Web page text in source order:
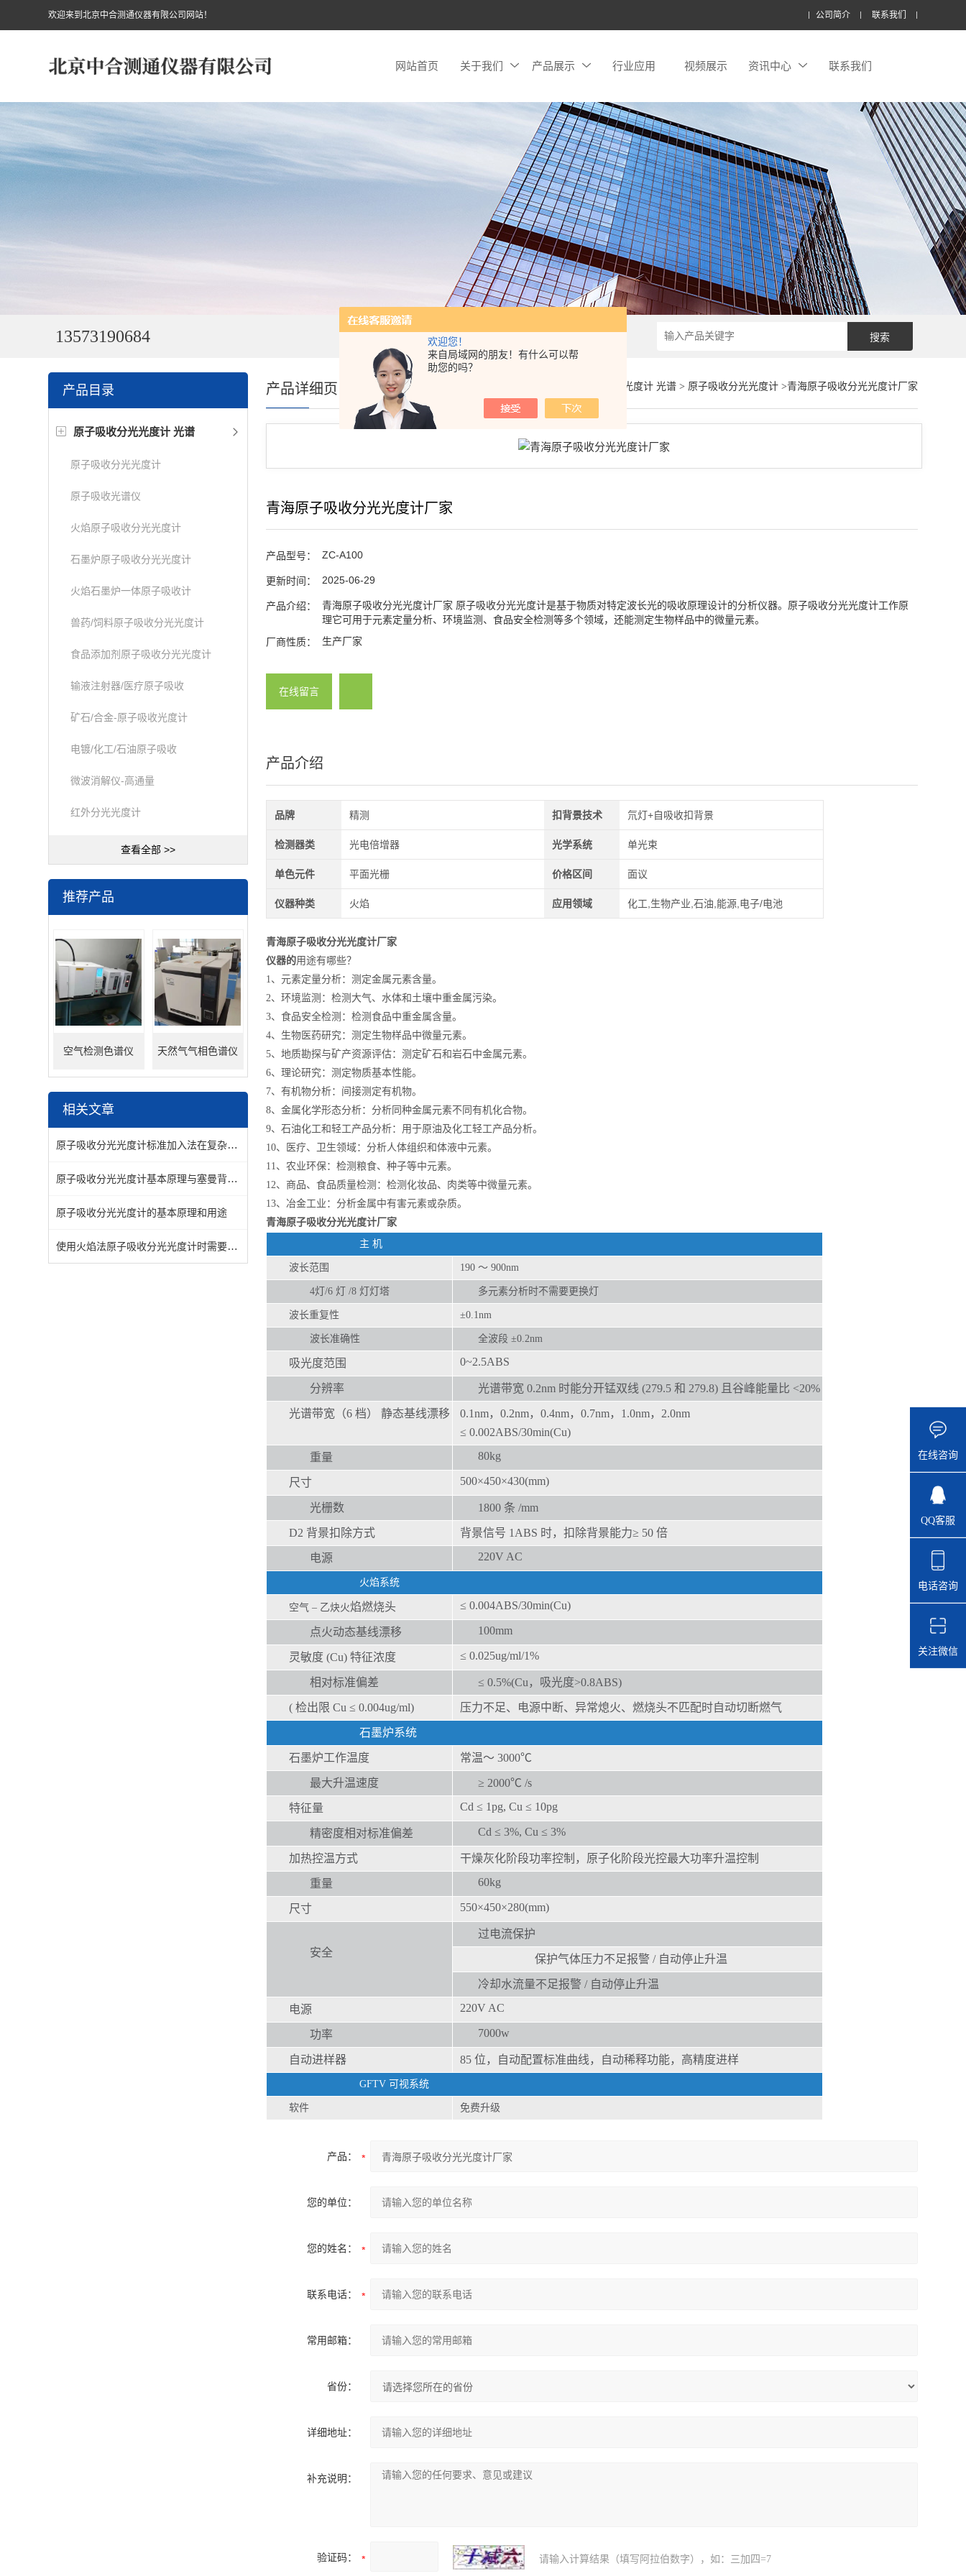
欢迎您！
来自局域网的朋友！有什么可以帮
助您的吗？
欢迎来到北京中合测通仪器有限公司网站！ 公司简介 联系我们
网站首页 关于我们 产品展示 行业应用 视频展示 资讯中心 联系我们
13573190684
产品目录
原子吸收分光光度计 光谱
原子吸收分光光度计
原子吸收光谱仪
火焰原子吸收分光光度计
石墨炉原子吸收分光光度计
火焰石墨炉一体原子吸收计
兽药/饲料原子吸收分光光度计
食品添加剂原子吸收分光光度计
输液注射器/医疗原子吸收
矿石/合金-原子吸收光度计
电镀/化工/石油原子吸收
微波消解仪-高通量
红外分光光度计
查看全部 >>
推荐产品
空气检测色谱仪 天然气气相色谱仪
相关文章
原子吸收分光光度计标准加入法在复杂样品分析中的正确应用
原子吸收分光光度计基本原理与塞曼背景校正技术解析
原子吸收分光光度计的基本原理和用途
使用火焰法原子吸收分光光度计时需要注意的细节有哪些？
原子吸收分光光度计 光谱> 原子吸收分光光度计>青海原子吸收分光光度计厂家
产品详细页
青海原子吸收分光光度计厂家
产品型号： ZC-A100
更新时间： 2025-06-29
产品介绍：
青海原子吸收分光光度计厂家 原子吸收分光光度计是基于物质对特定波长光的吸收原理设计的分析仪器。原子吸收分光光度计工作原
理它可用于元素定量分析、环境监测、食品安全检测等多个领域，还能测定生物样品中的微量元素。
厂商性质： 生产厂家
在线留言
产品介绍
品牌 精测 扣背景技术 氘灯+自吸收扣背景
检测器类 光电倍增器 光学系统 单光束
单色元件 平面光栅 价格区间 面议
仪器种类 火焰 应用领域 化工,生物产业,石油,能源,电子/电池
青海原子吸收分光光度计厂家
仪器的用途有哪些？
1、元素定量分析：测定金属元素含量。
2、环境监测：检测大气、水体和土壤中重金属污染。
3、食品安全检测：检测食品中重金属含量。
4、生物医药研究：测定生物样品中微量元素。
5、地质勘探与矿产资源评估：测定矿石和岩石中金属元素。
6、理论研究：测定物质基本性能。
7、有机物分析：间接测定有机物。
8、金属化学形态分析：分析同种金属元素不同有机化合物。
9、石油化工和轻工产品分析：用于原油及化工轻工产品分析。
10、医疗、卫生领域：分析人体组织和体液中元素。
11、农业环保：检测粮食、种子等中元素。
12、商品、食品质量检测：检测化妆品、肉类等中微量元素。
13、冶金工业：分析金属中有害元素或杂质。
青海原子吸收分光光度计厂家
主 机
波长范围 190 ～ 900nm
4灯/6 灯 /8 灯灯塔 多元素分析时不需要更换灯
波长重复性 ±0.1nm
波长准确性 全波段 ±0.2nm
吸光度范围 0~2.5ABS
分辨率 光谱带宽 0.2nm 时能分开锰双线 (279.5 和 279.8) 且谷峰能量比 <20%
光谱带宽（6 档） 静态基线漂移
0.1nm，0.2nm，0.4nm，0.7nm，1.0nm，2.0nm
≤ 0.002ABS/30min(Cu)
重量 80kg
尺寸 500×450×430(mm)
光栅数 1800条 /mm
D2 背景扣除方式 背景信号 1 ABS 时，扣除背景能力≥ 50 倍
电源 220V AC
火焰系统
空气 – 乙炔火焰燃烧头 ≤ 0.004ABS/30min(Cu)
点火动态基线漂移 100mm
灵敏度 (Cu) 特征浓度 ≤ 0.025ug/ml/1%
相对标准偏差 ≤ 0.5%(Cu，吸光度>0.8ABS)
( 检出限 Cu ≤ 0.004ug/ml) 压力不足、 电源中断、异常熄火、燃烧头不匹配时自动切断燃气
石墨炉系统
石墨炉工作温度 常温～ 3000℃
最大升温速度 ≥ 2000℃ /s
特征量 Cd ≤ 1pg, Cu ≤ 10pg
精密度相对标准偏差 Cd ≤ 3%, Cu ≤ 3%
加热控温方式 干燥灰化阶段功率控制，原子化阶段光控最大功率升温控制
重量 60kg
尺寸 550×450×280(mm)
安全
过电流保护
保护气体压力不足报警 / 自动停止升温
冷却水流量不足报警 / 自动停止升温
电源 220V AC
功率 7000w
自动进样器 85 位，自动配置标准曲线，自动稀释功能，高精度进样
GFTV 可视系统
软件 免费升级
产品：
您的单位：
您的姓名：
联系电话：
常用邮箱：
省份：
详细地址：
补充说明：
验证码： 请输入计算结果（填写阿拉伯数字），如：三加四=7
在线咨询
QQ客服
电话咨询
关注微信